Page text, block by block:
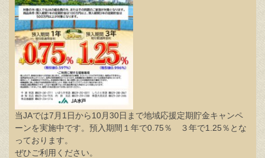
当JAでは7月1日から10月30日まで地域応援定期貯金キャンペ
ーンを実施中です。預入期間１年で0.75％ ３年で1.25％とな
っております。
ぜひご利用ください。